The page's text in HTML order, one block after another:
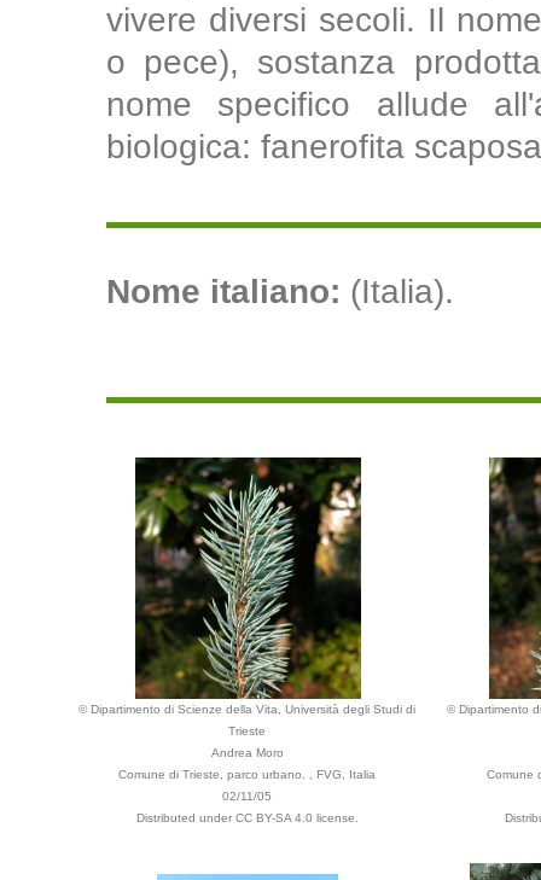
vivere diversi secoli. Il
o pece), sostanza
nome specifico allude
biologica: fanerofita
Nome italiano: (Italia).
© Dipartimento di Scienze della Vita, Università degli Studi di
Trieste
Andrea Moro
Comune di Trieste, parco urbano. , FVG, Italia
02/11/05
Distributed under CC BY-SA 4.0 license.
© Dipartimento
Comune